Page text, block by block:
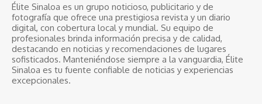
Élite Sinaloa es un grupo noticioso, publicitario y de
fotografía que ofrece una prestigiosa revista y un diario
digital, con cobertura local y mundial. Su equipo de
profesionales brinda información precisa y de calidad,
destacando en noticias y recomendaciones de lugares
sofisticados. Manteniéndose siempre a la vanguardia, Élite
Sinaloa es tu fuente confiable de noticias y experiencias
excepcionales.